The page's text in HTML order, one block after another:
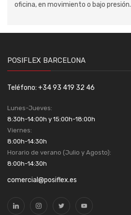
oficina, en movimiento o bajo presión.
POSIFLEX BARCELONA
Teléfono: +34 93 419 32 46
Lunes-Jueves:
8:30h-14:00h y 15:00h-18:00h
Viernes:
8:00h-14:30h
Horario de verano (Julio y Agosto):
8:00h-14:30h
comercial@posiflex.es